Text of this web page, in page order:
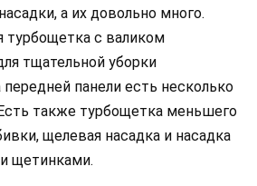
а их довольно много.
турбощетка с валиком
тщательной уборки
панели есть несколько
также турбощетка меньшего
щелевая насадка и насадка
щетинками.